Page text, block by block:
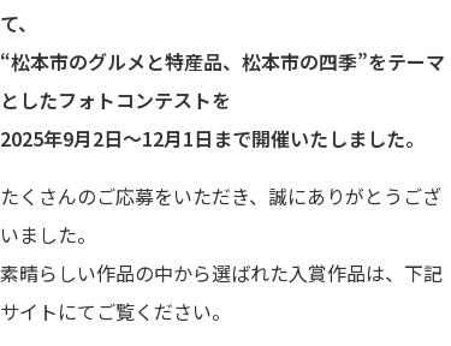
て、
“松本市のグルメと特産品、松本市の四季”をテーマ
としたフォトコンテストを
2025年9月2日～12月1日まで開催いたしました。
たくさんのご応募をいただき、誠にありがとうござ
いました。
素晴らしい作品の中から選ばれた入賞作品は、下記
サイトにてご覧ください。